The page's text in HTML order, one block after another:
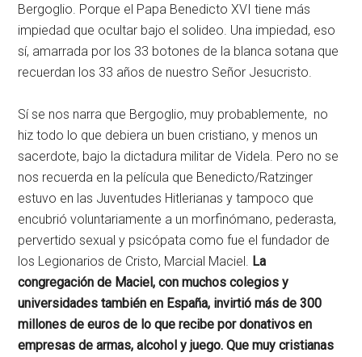
Bergoglio. Porque el Papa Benedicto XVI tiene más
impiedad que ocultar bajo el solideo. Una impiedad, eso
sí, amarrada por los 33 botones de la blanca sotana que
recuerdan los 33 años de nuestro Señor Jesucristo.
Sí se nos narra que Bergoglio, muy probablemente, no
hiz todo lo que debiera un buen cristiano, y menos un
sacerdote, bajo la dictadura militar de Videla. Pero no se
nos recuerda en la película que Benedicto/Ratzinger
estuvo en las Juventudes Hitlerianas y tampoco que
encubrió voluntariamente a un morfinómano, pederasta,
pervertido sexual y psicópata como fue el fundador de
los Legionarios de Cristo, Marcial Maciel. La
congregación de Maciel, con muchos colegios y
universidades también en España, invirtió más de 300
millones de euros de lo que recibe por donativos en
empresas de armas, alcohol y juego. Que muy cristianas